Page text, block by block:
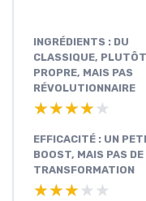
INGRÉDIENTS : DU
CLASSIQUE, PLUTÔT
PROPRE, MAIS PAS
RÉVOLUTIONNAIRE
★★★★★
★★★★★
EFFICACITÉ : UN
BOOST, MAIS PAS DE
TRANSFORMATION
★★★★★
★★★★★